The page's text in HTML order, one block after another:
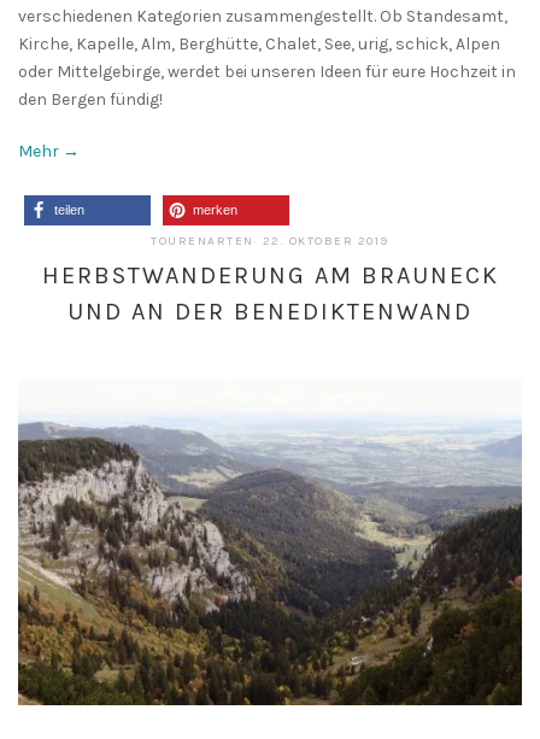
verschiedenen Kategorien zusammengestellt. Ob Standesamt,
Kirche, Kapelle, Alm, Berghütte, Chalet, See, urig, schick, Alpen
oder Mittelgebirge, werdet bei unseren Ideen für eure Hochzeit in
den Bergen fündig!
Mehr →
teilen merken
TOURENARTEN · 22. OKTOBER 2019
2019
HERBSTWANDERUNG AM BRAUNECK
UND AN DER BENEDIKTENWAND